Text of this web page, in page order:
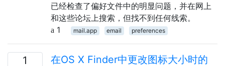
已经检查了偏好文件中的明显问题，并在网上
和这些论坛上搜索，但找不到任何线索。
1
mail.app email preferences
1 在OS X Finder中更改图标大小时的